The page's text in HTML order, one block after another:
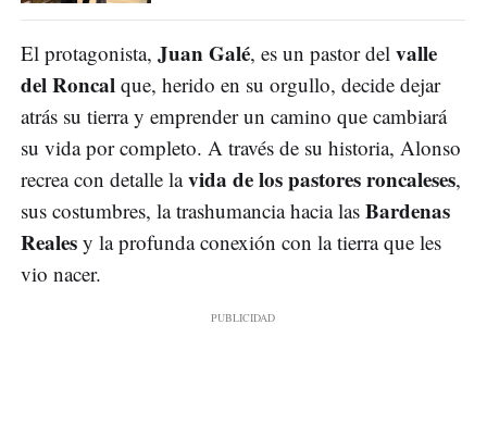
El protagonista, Juan Galé, es un pastor del valle
del Roncal que, herido en su orgullo, decide dejar
atrás su tierra y emprender un camino que cambiará
su vida por completo. A través de su historia, Alonso
recrea con detalle lavida de los pastores roncaleses,
sus costumbres, la trashumancia hacia las Bardenas
Reales y la profunda conexión con la tierra que les
vio nacer.